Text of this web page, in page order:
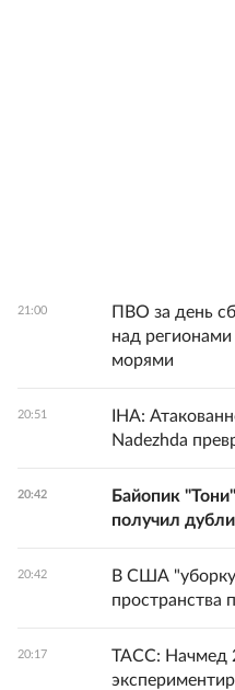
21:00
ПВО за день
над
морями
20:51
IHA:
Nadezhda
20:42
Байопик
получил
20:42
В США
пространства
20:17
ТАСС: Начмед